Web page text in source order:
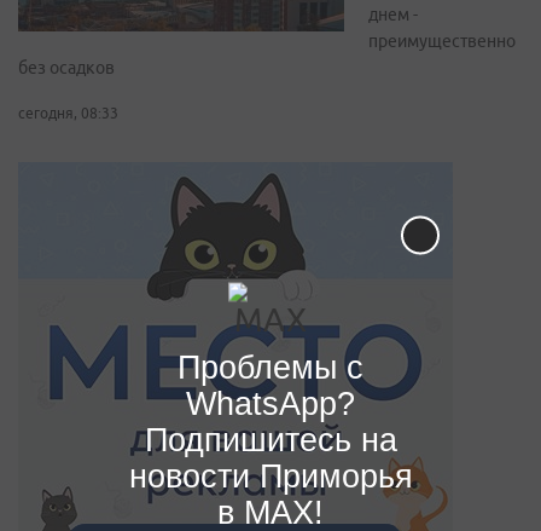
днем -
преимущественно
без осадков
сегодня, 08:33
Проблемы с
WhatsApp?
Подпишитесь на
новости Приморья
в MAX!